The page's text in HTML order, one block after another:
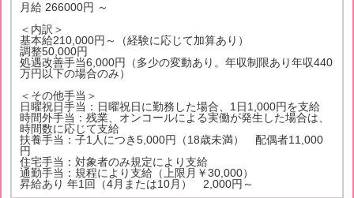
月給 266000円 ～
＜内訳＞
基本給210,000円～（経験に応じて加算あり）
調整50,000円
処遇改善手当6,000円（多少の変動あり。年収制限あり年収440
万円以下の場合のみ）
＜その他手当＞
日曜祝日手当：日曜祝日に勤務した場合、1日1,000円を支給
時間外手当：残業、オンコールによる実働が発生した場合は、
時間数に応じて支給
扶養手当：子1人につき5,000円（18歳未満） 配偶者11,000
円
住宅手当：対象者のみ規定により支給
通勤手当：規程により支給（上限月￥30,000）
昇給あり 年1回（4月または10月） 2,000円～